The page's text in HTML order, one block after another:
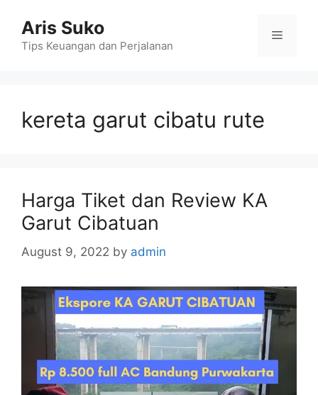
content
Aris Suko
Tips Keuangan dan Perjalanan
Menu
kereta garut cibatu rute
Harga Tiket dan Review KA
Garut Cibatuan
August 9, 2022 by admin